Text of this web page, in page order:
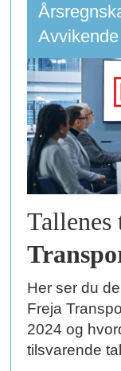
Tallenes
Her ser du
Freja
2024 og
tilsvarende